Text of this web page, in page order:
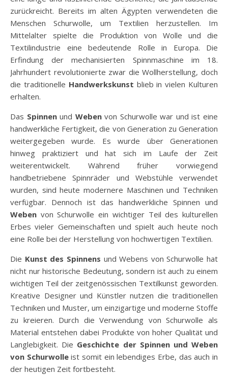
zurückreicht. Bereits im alten Ägypten verwendeten die
Menschen Schurwolle, um Textilien herzustellen. Im
Mittelalter spielte die Produktion von Wolle und die
Textilindustrie eine bedeutende Rolle in Europa. Die
Erfindung der mechanisierten Spinnmaschine im 18.
Jahrhundert revolutionierte zwar die Wollherstellung, doch
die traditionelle Handwerkskunst blieb in vielen Kulturen
erhalten.
Das Spinnenund Webenvon Schurwolle war und ist eine
handwerkliche Fertigkeit, die von Generation zu Generation
weitergegeben wurde. Es wurde über Generationen
hinweg praktiziert und hat sich im Laufe der Zeit
weiterentwickelt. Während früher vorwiegend
handbetriebene Spinnräder und Webstühle verwendet
wurden, sind heute modernere Maschinen und Techniken
verfügbar. Dennoch ist das handwerkliche Spinnen und
Weben von Schurwolle ein wichtiger Teil des kulturellen
Erbes vieler Gemeinschaften und spielt auch heute noch
eine Rolle bei der Herstellung von hochwertigen Textilien.
Die Kunst des Spinnens und Webens von Schurwolle hat
nicht nur historische Bedeutung, sondern ist auch zu einem
wichtigen Teil der zeitgenössischen Textilkunst geworden.
Kreative Designer und Künstler nutzen die traditionellen
Techniken und Muster, um einzigartige und moderne Stoffe
zu kreieren. Durch die Verwendung von Schurwolle als
Material entstehen dabei Produkte von hoher Qualität und
Langlebigkeit. Die Geschichte der Spinnen und Weben
von Schurwolleist somit ein lebendiges Erbe, das auch in
der heutigen Zeit fortbesteht.